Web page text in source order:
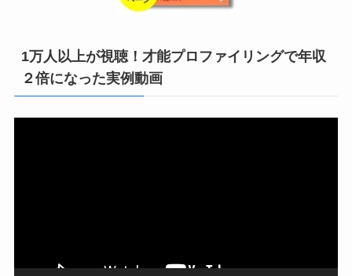
1万人以上が視聴！才能プロファイリングで年収
２倍になった実例動画